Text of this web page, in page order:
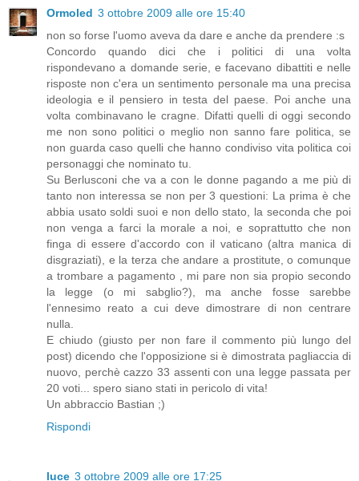
Ormoled 3 ottobre 2009 alle ore 15:40
non so forse l'uomo aveva da dare e anche da prendere :s
Concordo quando dici che i politici di una volta
rispondevano a domande serie, e facevano dibattiti e nelle
risposte non c'era un sentimento personale ma una precisa
ideologia e il pensiero in testa del paese. Poi anche una
volta combinavano le cragne. Difatti quelli di oggi secondo
me non sono politici o meglio non sanno fare politica, se
non guarda caso quelli che hanno condiviso vita politica coi
personaggi che nominato tu.
Su Berlusconi che va a con le donne pagando a me più di
tanto non interessa se non per 3 questioni: La prima è che
abbia usato soldi suoi e non dello stato, la seconda che poi
non venga a farci la morale a noi, e soprattutto che non
finga di essere d'accordo con il vaticano (altra manica di
disgraziati), e la terza che andare a prostitute, o comunque
a trombare a pagamento , mi pare non sia propio secondo
la legge (o mi sabglio?), ma anche fosse sarebbe
l'ennesimo reato a cui deve dimostrare di non centrare
nulla.
E chiudo (giusto per non fare il commento più lungo del
post) dicendo che l'opposizione si è dimostrata pagliaccia di
nuovo, perchè cazzo 33 assenti con una legge passata per
20 voti... spero siano stati in pericolo di vita!
Un abbraccio Bastian ;)
Rispondi
luce 3 ottobre 2009 alle ore 17:25